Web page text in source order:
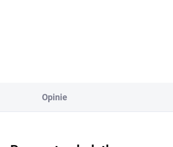
Opinie